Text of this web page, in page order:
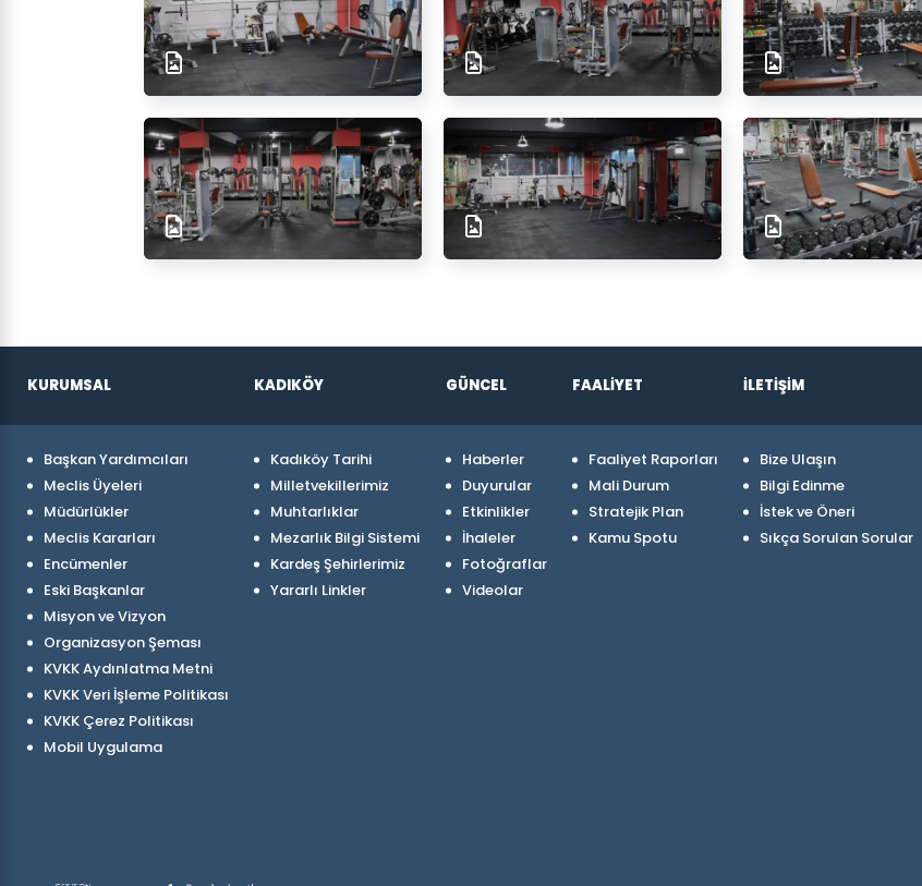
KURUMSAL
Başkan Yardımcıları
Meclis Üyeleri
Müdürlükler
Meclis Kararları
Encümenler
Eski Başkanlar
Misyon ve Vizyon
Organizasyon Şeması
KVKK Aydınlatma Metni
KVKK Veri İşleme Politikası
KVKK Çerez Politikası
Mobil Uygulama
KADIKÖY
Kadıköy Tarihi
Milletvekillerimiz
Muhtarlıklar
Mezarlık Bilgi Sistemi
Kardeş Şehirlerimiz
Yararlı Linkler
GÜNCEL
Haberler
Duyurular
Etkinlikler
İhaleler
Fotoğraflar
Videolar
FAALİYET
Faaliyet Raporları
Mali Durum
Stratejik Plan
Kamu Spotu
İLETİŞİM
Bize Ulaşın
Bilgi Edinme
İstek ve Öneri
Sıkça Sorulan Sorular